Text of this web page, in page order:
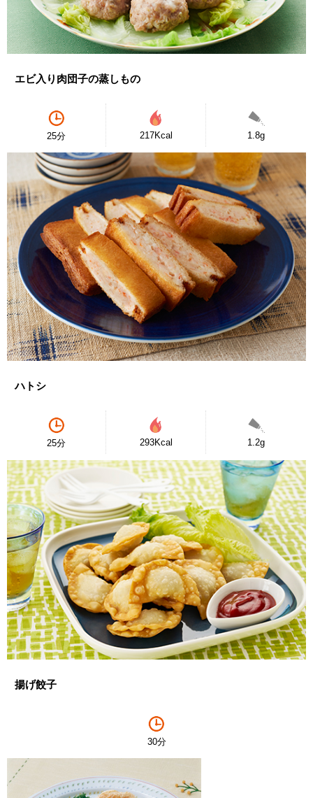
エビ入り肉団子の蒸しもの
25分 217Kcal 1.8g
ハトシ
25分 293Kcal 1.2g
揚げ餃子
30分